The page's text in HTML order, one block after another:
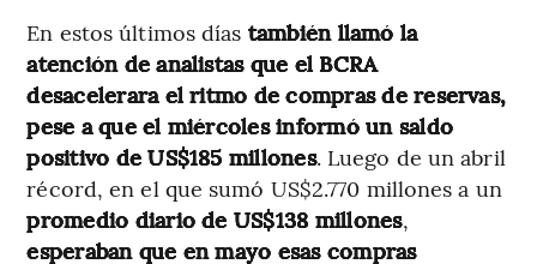
En estos últimos días también llamó la
atención de analistas que el BCRA
desacelerara el ritmo de compras de reservas,
pese a que el miércoles informó un saldo
positivo de US$185 millones. Luego de un abril
récord, en el que sumó US$2.770 millones a un
promedio diario de US$138 millones,
esperaban que en mayo esas compras